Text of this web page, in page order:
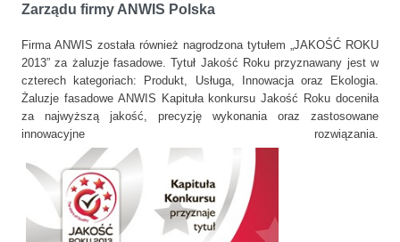
Zarządu firmy ANWIS Polska
Firma ANWIS została również nagrodzona tytułem „JAKOŚĆ ROKU
2013” za żaluzje fasadowe. Tytuł Jakość Roku przyznawany jest w
czterech kategoriach: Produkt, Usługa, Innowacja oraz Ekologia.
Żaluzje fasadowe ANWIS Kapituła konkursu Jakość Roku doceniła
za najwyższą jakość, precyzję wykonania oraz zastosowane
innowacyjne rozwiązania.